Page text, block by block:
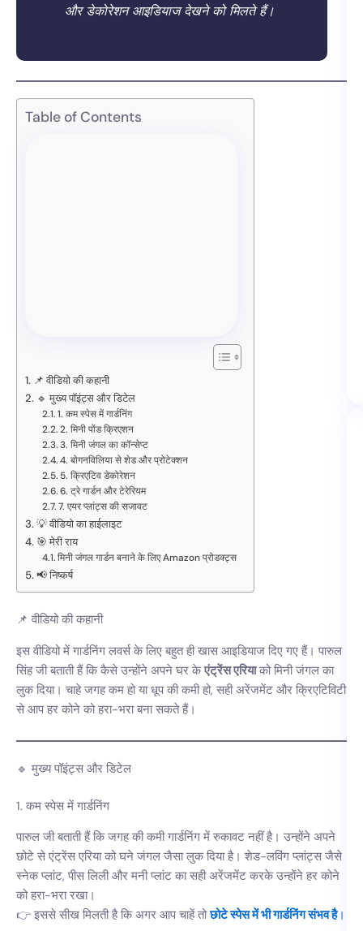
और डेकोरेशन आइडियाज देखने को मिलते हैं।
Table of Contents
📌 वीडियो की कहानी
🔹 मुख्य पॉइंट्स और डिटेल
1. कम स्पेस में गार्डनिंग
2. मिनी पोंड क्रिएशन
3. मिनी जंगल का कॉन्सेप्ट
4. बोगनविलिया से शेड और प्रोटेक्शन
5. क्रिएटिव डेकोरेशन
6. ट्रे गार्डन और टेरेरियम
7. एयर प्लांट्स की सजावट
💡 वीडियो का हाईलाइट
🎯 मेरी राय
मिनी जंगल गार्डन बनाने के लिए Amazon प्रोडक्ट्स
📢 निष्कर्ष
📌 वीडियो की कहानी
इस वीडियो में गार्डनिंग लवर्स के लिए बहुत ही खास आइडियाज दिए गए हैं। पारुल
सिंह जी बताती हैं कि कैसे उन्होंने अपने घर केएंट्रेंस एरियाको मिनी जंगल का
लुक दिया। चाहे जगह कम हो या धूप की कमी हो, सही अरेंजमेंट और क्रिएटिविटी
से आप हर कोने को हरा-भरा बना सकते हैं।
🔹 मुख्य पॉइंट्स और डिटेल
1. कम स्पेस में गार्डनिंग
पारुल जी बताती हैं कि जगह की कमी गार्डनिंग में रुकावट नहीं है। उन्होंने अपने
छोटे से एंट्रेंस एरिया को घने जंगल जैसा लुक दिया है। शेड-लविंग प्लांट्स जैसे
स्नेक प्लांट, पीस लिली और मनी प्लांट का सही अरेंजमेंट करके उन्होंने हर कोने
को हरा-भरा रखा।
👉 इससे सीख मिलती है कि अगर आप चाहें तोछोटे स्पेस में भी गार्डनिंग संभव है।